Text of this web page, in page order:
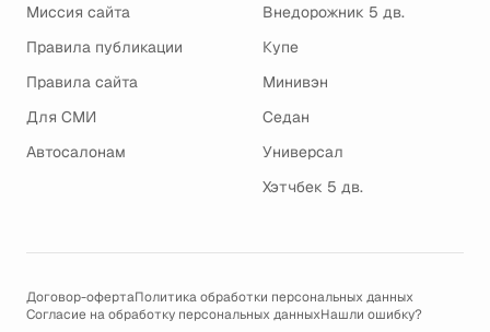
Миссия сайта
Правила публикации
Правила сайта
Для СМИ
Автосалонам
Внедорожник 5 дв.
Купе
Минивэн
Седан
Универсал
Хэтчбек 5 дв.
Договор-офертаПолитика обработки персональных данных
Согласие на обработку персональных данныхНашли ошибку?